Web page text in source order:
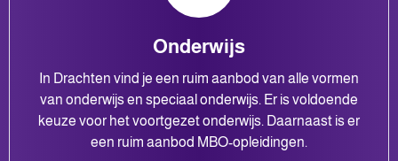
Onderwijs
In Drachten vind je een ruim aanbod van alle vormen
van onderwijs en speciaal onderwijs. Er is voldoende
keuze voor het voortgezet onderwijs. Daarnaast is er
een ruim aanbod MBO-opleidingen.